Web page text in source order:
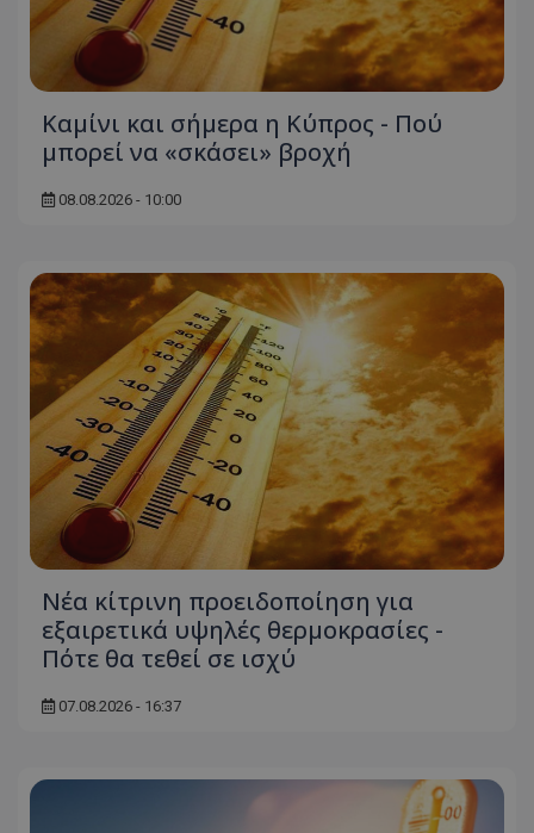
Καμίνι και σήμερα η Κύπρος - Πού
μπορεί να «σκάσει» βροχή
08.08.2026 - 10:00
Νέα κίτρινη προειδοποίηση για
εξαιρετικά υψηλές θερμοκρασίες -
Πότε θα τεθεί σε ισχύ
07.08.2026 - 16:37